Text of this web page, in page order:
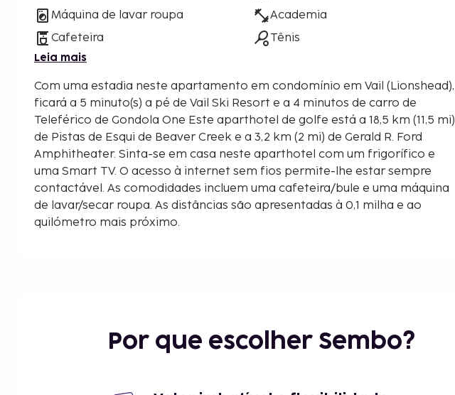
Máquina de lavar roupa
Cafeteira
Academia
Tênis
Leia mais
Com uma estadia neste apartamento em condomínio em Vail (Lionshead),
ficará a 5 minuto(s) a pé de Vail Ski Resort e a 4 minutos de carro de
Teleférico de Gondola One Este aparthotel de golfe está a 18,5 km (11,5 mi)
de Pistas de Esqui de Beaver Creek e a 3,2 km (2 mi) de Gerald R. Ford
Amphitheater. Sinta-se em casa neste aparthotel com um frigorífico e
uma Smart TV. O acesso à internet sem fios permite-lhe estar sempre
contactável. As comodidades incluem uma cafeteira/bule e uma máquina
de lavar/secar roupa. As distâncias são apresentadas à 0,1 milha e ao
quilómetro mais próximo.
Vail Recreation Path - 0,7 km/0,4 mi
Grand Traverse - 0,8 km/0,5 mi
Por que escolher Sembo?